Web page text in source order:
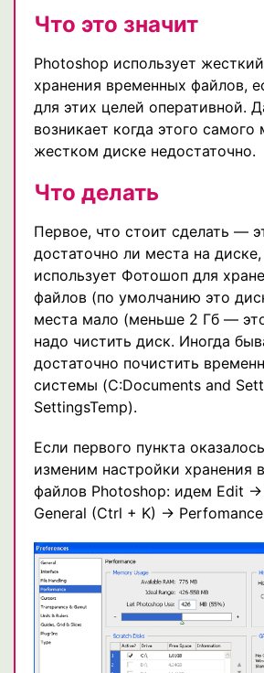
Что это значит
Photoshop использует
хранения временных файлов,
для этих целей оперативной.
возникает когда этого самого
жестком диске недостаточно.
Что делать
Первое, что стоит сделать —
достаточно ли места на
использует Фотошоп для
файлов (по умолчанию это
места мало (меньше 2 Гб —
надо чистить диск. Иногда
достаточно почистить
системы (C:Documents and
SettingsTemp).
Если первого пункта
изменим настройки хранения
файлов Photoshop: идем Edit -
General (Ctrl + K) ->